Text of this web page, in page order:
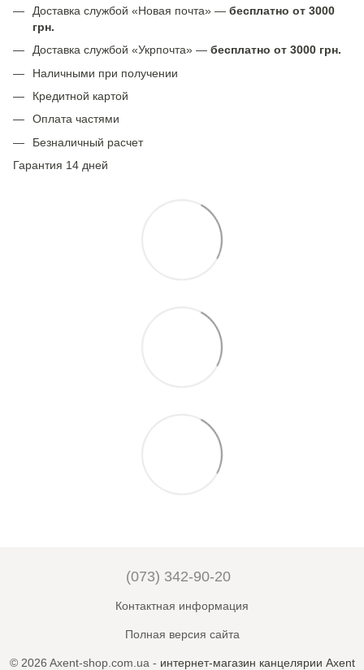
Доставка службой «Новая почта» — бесплатно от 3000
грн.
Доставка службой «Укрпочта» — бесплатно от 3000 грн.
Наличными при получении
Кредитной картой
Оплата частями
Безналичный расчет
Гарантия 14 дней
(073) 342-90-20
Контактная информация
Полная версия сайта
© 2026 Axent-shop.com.ua - интернет-магазин канцелярии Axent